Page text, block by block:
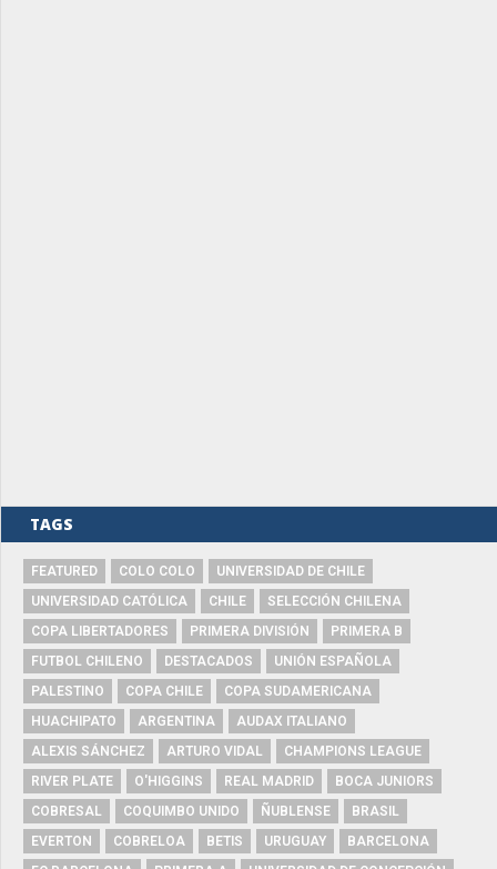
TAGS
FEATURED COLO COLO
UNIVERSIDAD DE CHILE
UNIVERSIDAD CATÓLICA
CHILE
SELECCIÓN CHILENA
COPA LIBERTADORES
PRIMERA DIVISIÓN
PRIMERA B
FUTBOL CHILENO
DESTACADOS
UNIÓN ESPAÑOLA
PALESTINO
COPA CHILE
COPA SUDAMERICANA
HUACHIPATO
ARGENTINA
AUDAX ITALIANO
ALEXIS SÁNCHEZ
ARTURO VIDAL
CHAMPIONS LEAGUE
RIVER PLATE
O'HIGGINS REAL MADRID
BOCA JUNIORS
COBRESAL
COQUIMBO UNIDO ÑUBLENSE
BRASIL
EVERTON
COBRELOA BETIS URUGUAY
BARCELONA